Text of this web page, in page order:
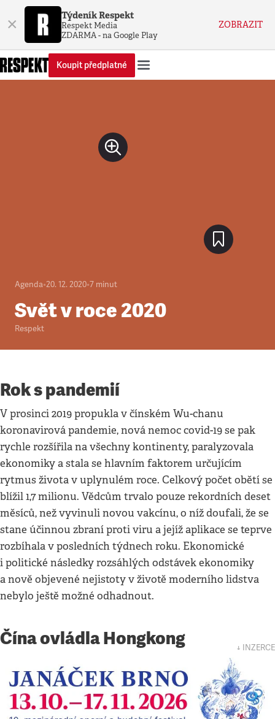
× Týdeník Respekt
Respekt Media
ZDARMA - na Google Play
ZOBRAZIT
Koupit předplatné
Agenda•20. 12. 2020•7 minut
Svět v roce 2020
Respekt
Rok s pandemií
V prosinci 2019 propukla v čínském Wu-chanu
koronavirová pandemie, nová nemoc covid-19 se pak
rychle rozšířila na všechny kontinenty, paralyzovala
ekonomiky a stala se hlavním faktorem určujícím
rytmus života v uplynulém roce. Celkový počet obětí se
blížil 1,7 milionu. Vědcům trvalo pouze rekordních deset
měsíců, než vyvinuli novou vakcínu, o níž doufali, že se
stane účinnou zbraní proti viru a jejíž aplikace se teprve
rozbíhala v posledních týdnech roku. Ekonomické
i politické následky rozsáhlých odstávek ekonomiky
a nově objevené nejistoty v životě moderního lidstva
nebylo ještě možné odhadnout.
Čína ovládla Hongkong ↓ INZERCE